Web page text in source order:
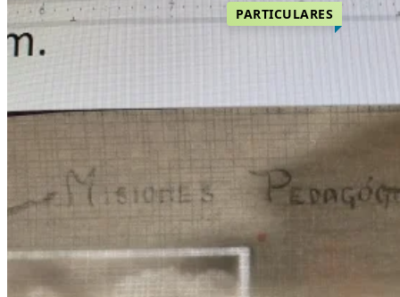
PARTICULARES